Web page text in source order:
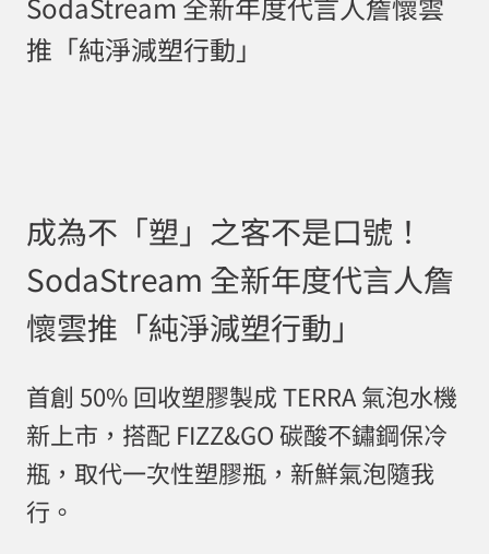
推「純淨減塑行動」
成為不「塑」之客不是口號！
SodaStream 全新年度代言人詹
懷雲推「純淨減塑行動」
首創 50% 回收塑膠製成 TERRA 氣泡水機
新上市，搭配 FIZZ&GO 碳酸不鏽鋼保冷
瓶，取代一次性塑膠瓶，新鮮氣泡隨我
行。